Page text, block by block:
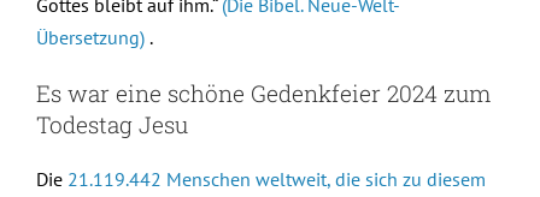
Übersetzung) .
Es war eine schöne Gedenkfeier 2024 zum
Todestag Jesu
Die 21.119.442 Menschen weltweit, die sich zu diesem